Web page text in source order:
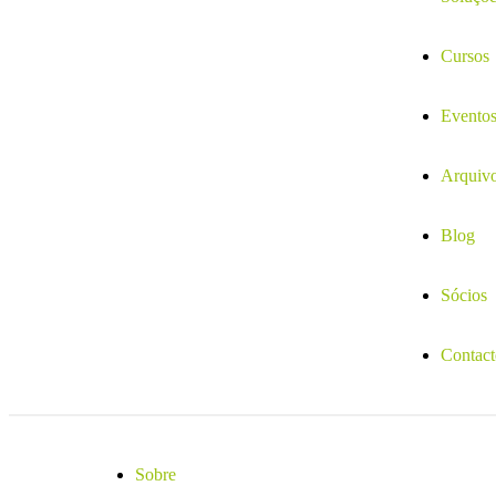
Cursos
Eventos
Blog
Sócios
Sobre